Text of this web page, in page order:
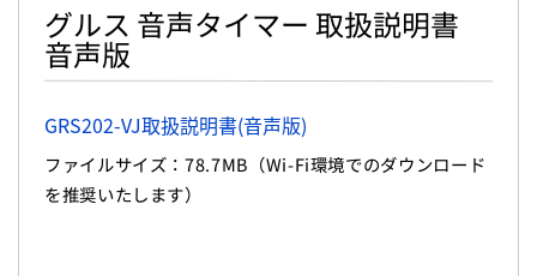
グルス 音声タイマー 取扱説明書
音声版
GRS202-VJ取扱説明書(音声版)
ファイルサイズ：78.7MB（Wi-Fi環境でのダウンロード
を推奨いたします）